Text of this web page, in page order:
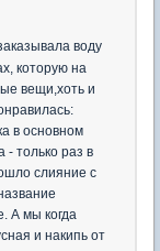
воду
которую на
вещи,хоть и
в основном
- только раз в
слияние с
А мы когда
и накипь от